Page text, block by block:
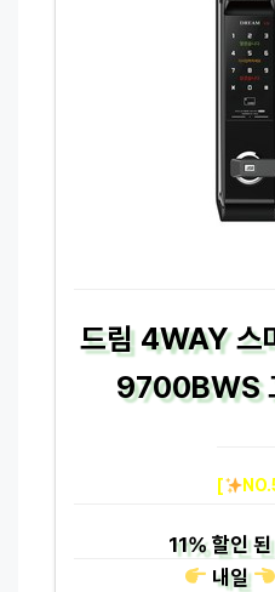
드림 4WAY 스
9700BWS
[
11%할인 된
내일